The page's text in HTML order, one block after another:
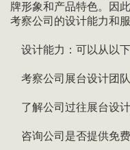
牌形象和产品特色。因
考察公司的设计能力和服
设计能力：可以从以
考察公司展台设计团队
了解公司过往展台设计
咨询公司是否提供免费